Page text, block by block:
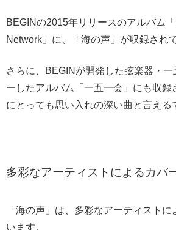
BEGINの2015年リリースのアルバム
Network」に、「海の声」が収録され
さらに、BEGINが開発した弦楽器・
ーしたアルバム「一五一会」にも収録
にとっても思い入れの深い曲と言える
多彩なアーティストによるカバ
「海の声」は、多彩なアーティスト
います。